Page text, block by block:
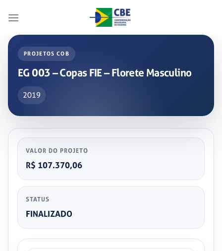
PROJETOS COB
EG 003 – Copas FIE – Florete Masculino
2019
VALOR DO PROJETO
R$ 107.370,06
STATUS
FINALIZADO